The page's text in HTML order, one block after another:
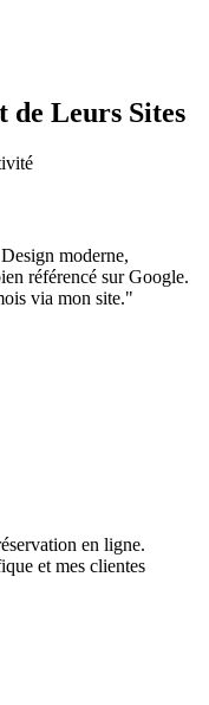
de Leurs Sites
moderne,
référencé sur Google.
via mon site."
en ligne.
et mes clientes